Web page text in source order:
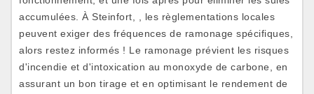
accumulées. À Steinfort, , les règlementations locales
peuvent exiger des fréquences de ramonage spécifiques,
alors restez informés ! Le ramonage prévient les risques
d'incendie et d'intoxication au monoxyde de carbone, en
assurant un bon tirage et en optimisant le rendement de